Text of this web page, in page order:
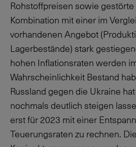
Rohstoffpreisen sowie
Kombination mit einer im
vorhandenen Angebot
Lagerbestände) stark
hohen Inflationsraten werden
Wahrscheinlichkeit Bestand
Russland gegen die Ukraine
nochmals deutlich steigen
erst für 2023 mit einer
Teuerungsraten zu rechnen. Die